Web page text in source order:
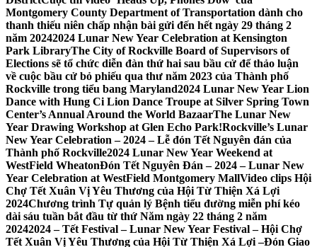
Montgomery County Department of Transportation dành cho
thanh thiếu niên chấp nhận bài gửi đến hết ngày 29 tháng 2
năm 20242024 Lunar New Year Celebration at Kensington
Park LibraryThe City of Rockville Board of Supervisors of
Elections sẽ tổ chức diễn đàn thứ hai sau bầu cử để thảo luận
về cuộc bầu cử bỏ phiếu qua thư năm 2023 của Thành phố
Rockville trong tiểu bang Maryland2024 Lunar New Year Lion
Dance with Hung Ci Lion Dance Troupe at Silver Spring Town
Center’s Annual Around the World BazaarThe Lunar New
Year Drawing Workshop at Glen Echo Park!Rockville’s Lunar
New Year Celebration – 2024 – Lễ đón Tết Nguyên đán của
Thành phố Rockville2024 Lunar New Year Weekend at
WestField WheatonĐón Tết Nguyên Đán – 2024 – Lunar New
Year Celebration at WestField Montgomery MallVideo clips Hội
Chợ Tết Xuân Vị Yêu Thương của Hội Từ Thiện Xá Lợi
2024Chương trình Tự quản lý Bệnh tiểu đường miễn phí kéo
dài sáu tuần bắt đầu từ thứ Năm ngày 22 tháng 2 năm
20242024 – Tết Festival – Lunar New Year Festival – Hội Chợ
Tết Xuân Vị Yêu Thương của Hội Từ Thiện Xá Lợi –Đón Giao